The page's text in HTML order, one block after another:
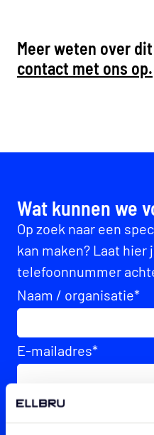
Meer weten over
contact met ons op.
Wat kunnen we
Op zoek naar een
kan maken? Laat hier
telefoonnummer
Naam / organisatie*
E-mailadres*